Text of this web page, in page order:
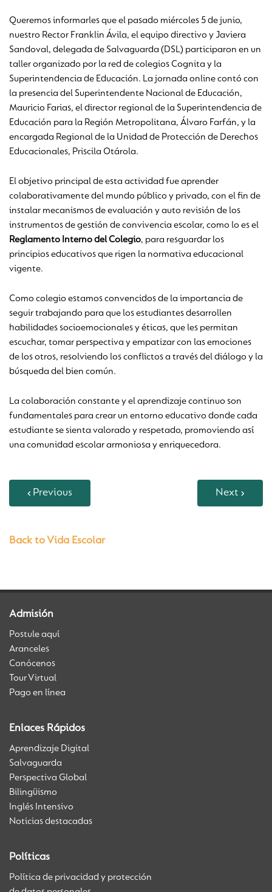
Queremos informarles que el pasado miércoles 5 de junio,
nuestro Rector Franklin Ávila, el equipo directivo y Javiera
Sandoval, delegada de Salvaguarda (DSL) participaron en un
taller organizado por la red de colegios Cognita y la
Superintendencia de Educación. La jornada online contó con
la presencia del Superintendente Nacional de Educación,
Mauricio Farias, el director regional de la Superintendencia de
Educación para la Región Metropolitana, Álvaro Farfán, y la
encargada Regional de la Unidad de Protección de Derechos
Educacionales, Priscila Otárola.
El objetivo principal de esta actividad fue aprender
colaborativamente del mundo público y privado, con el fin de
instalar mecanismos de evaluación y auto revisión de los
instrumentos de gestión de convivencia escolar, como lo es el
Reglamento Interno del Colegio, para resguardar los
principios educativos que rigen la normativa educacional
vigente.
Como colegio estamos convencidos de la importancia de
seguir trabajando para que los estudiantes desarrollen
habilidades socioemocionales y éticas, que les permitan
escuchar, tomar perspectiva y empatizar con las emociones
de los otros, resolviendo los conflictos a través del diálogo y la
búsqueda del bien común.
La colaboración constante y el aprendizaje continuo son
fundamentales para crear un entorno educativo donde cada
estudiante se sienta valorado y respetado, promoviendo así
una comunidad escolar armoniosa y enriquecedora.
Previous Next
Back to Vida Escolar
Admisión
Postule aquí
Aranceles
Conócenos
Tour Virtual
Pago en línea
Enlaces Rápidos
Aprendizaje Digital
Salvaguarda
Perspectiva Global
Bilingüismo
Inglés Intensivo
Noticias destacadas
Políticas
Política de privacidad y protección